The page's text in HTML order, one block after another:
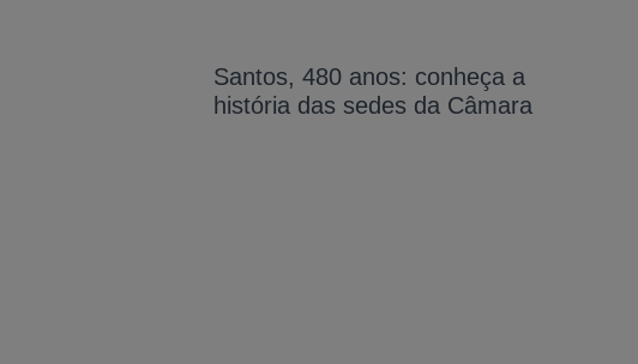
Santos, 480 anos: conheça a
história das sedes da Câmara